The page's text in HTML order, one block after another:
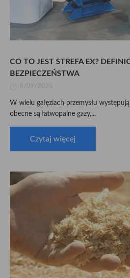
CO TO JEST STREFA EX?
BEZPIECZEŃSTWA
8/09/2025
W wielu gałęziach przemysłu
obecne są łatwopalne gazy,...
Czytaj więcej